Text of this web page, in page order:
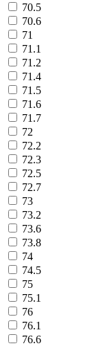
70.5
70.6
71
71.1
71.2
71.4
71.5
71.6
71.7
72
72.2
72.3
72.5
72.7
73
73.2
73.6
73.8
74
74.5
75
75.1
76
76.1
76.6